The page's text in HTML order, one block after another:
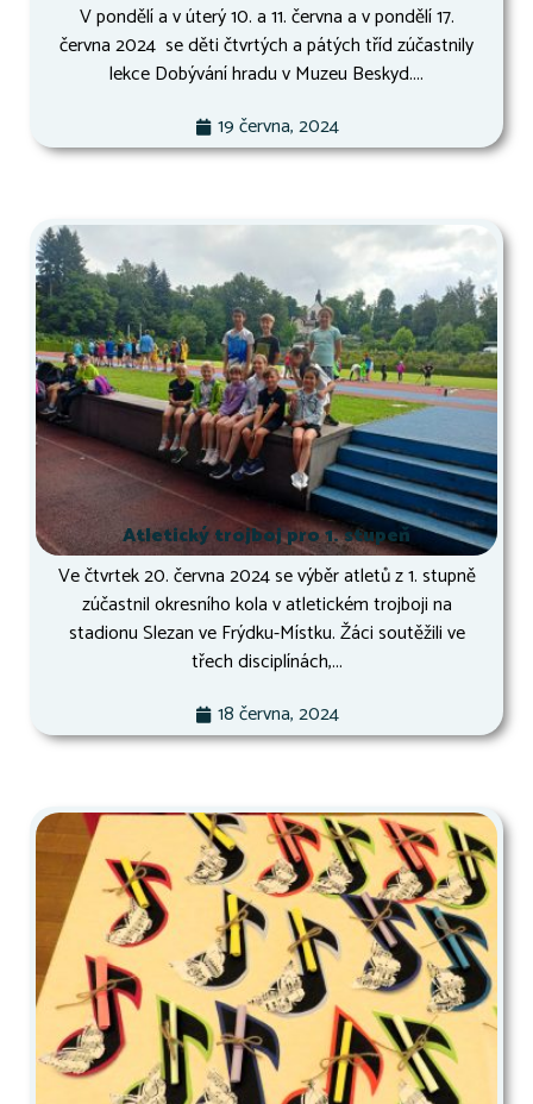
V pondělí a v úterý 10. a 11. června a v pondělí 17.
června 2024 se děti čtvrtých a pátých tříd zúčastnily
lekce Dobývání hradu v Muzeu Beskyd....
19 června, 2024
Atletický trojboj pro 1. stupeň
Ve čtvrtek 20. června 2024 se výběr atletů z 1. stupně
zúčastnil okresního kola v atletickém trojboji na
stadionu Slezan ve Frýdku-Místku. Žáci soutěžili ve
třech disciplínách,...
18 června, 2024